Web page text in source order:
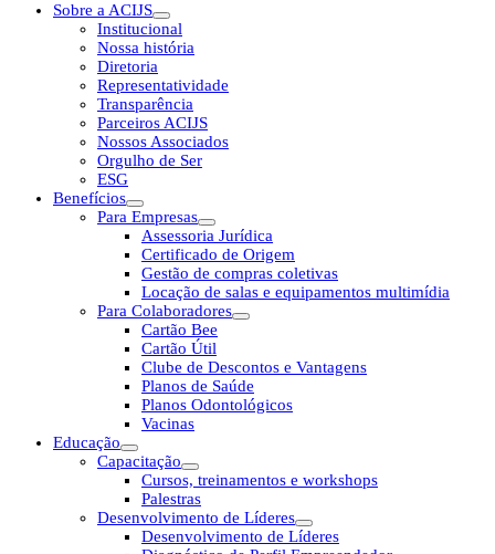
Sobre a ACIJS
Institucional
Nossa história
Diretoria
Representatividade
Transparência
Parceiros ACIJS
Nossos Associados
Orgulho de Ser
ESG
Benefícios
Para Empresas
Assessoria Jurídica
Certificado de Origem
Gestão de compras coletivas
Locação de salas e equipamentos multimídia
Para Colaboradores
Cartão Bee
Cartão Útil
Clube de Descontos e Vantagens
Planos de Saúde
Planos Odontológicos
Vacinas
Educação
Capacitação
Cursos, treinamentos e workshops
Palestras
Desenvolvimento de Líderes
Desenvolvimento de Líderes